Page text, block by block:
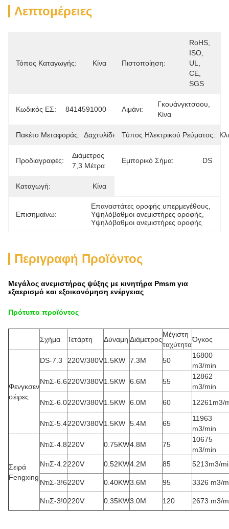
Λεπτομέρειες
Τόπος Καταγωγής: Κίνα Πιστοποίηση:
RoHS,
ISO,
UL,
CE,
SGS
Κωδικός ΕΣ: 8414591000 Λιμάνι:
Γκουάνγκτσοου,
Κίνα
Πακέτο Μεταφοράς: Δαχτυλίδια Τύπος Ηλεκτρικού Ρεύματος:
Προδιαγραφές:
Διάμετρος
7,3 Μέτρα
Εμπορικό Σήμα: DS
Καταγωγή: Κίνα
Επισημαίνω:
Επαναστάτες οροφής υπερμεγέθους
Υψηλόβαθμοι ανεμιστήρες οροφής
Υψηλόβαθμοι ανεμιστήρες οροφής
Περιγραφή Προϊόντος
Μεγάλος ανεμιστήρας ψύξης με κινητήρα Pmsm για
εξαερισμό και εξοικονόμηση ενέργειας
Πρότυπο προϊόντος
Σχήμα Τετάρτη Δύναμη Διάμετρος
Μέγιστη
ταχύτητα
Όγκος
Φενγκσεν
σέιρες
DS-7.3 220V/380V1.5KW 7.3M 50
16800
m3/min
ΝτιΣ-6.6220V/380V1.5KW 6.6M 55
12862
m3/min
ΝτιΣ-6.0220V/380V1.5KW 6.0M 60 12261m3/
ΝτιΣ-5.4220V/380V1.5KW 5.4M 65
11963
m3/min
Σειρά
Fengxing
ΝτιΣ-4.8220V 0.75KW4.8M 75
10675
m3/min
ΝτιΣ-4.2220V 0.52KW4.2M 85 5213m3/
ΝτιΣ-3!6220V 0.40KW3.6M 95 3326 m3/
ΝτιΣ-3!0220V 0.35KW3.0M 120 2673 m3/